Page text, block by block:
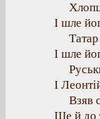
І шле
І шле
І
Взяв
Ще й до